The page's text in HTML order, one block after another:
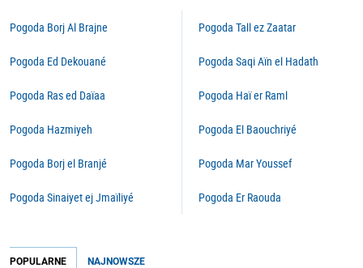
Pogoda Borj Al Brajne
Pogoda Ed Dekouané
Pogoda Ras ed Daïaa
Pogoda Hazmiyeh
Pogoda Borj el Branjé
Pogoda Sinaiyet ej Jmaïliyé
Pogoda Tall ez Zaatar
Pogoda Saqi Aïn el Hadath
Pogoda Haï er Raml
Pogoda El Baouchriyé
Pogoda Mar Youssef
Pogoda Er Raouda
POPULARNE NAJNOWSZE